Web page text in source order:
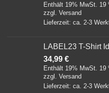
Enthält 19% MwSt. 19
zzgl. Versand
Lieferzeit: ca. 2-3
LABEL23 T-Shirt
34,99 €
Enthält 19% MwSt. 19
zzgl. Versand
Lieferzeit: ca. 2-3